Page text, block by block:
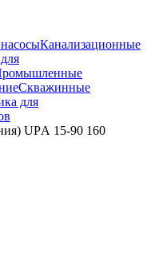
Канализационные
Скважинные
для
UPА 15-90 160